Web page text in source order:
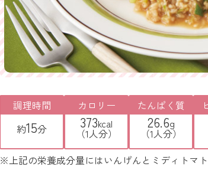
調理時間
約15分
カロリー
373kcal
（1人分）
たんぱく質
26.6g
（1人分）
※上記の栄養成分量にはいんげんとミディトマト